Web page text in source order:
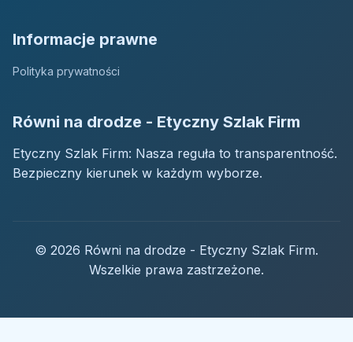
Informacje prawne
Polityka prywatności
Równi na drodze - Etyczny Szlak Firm
Etyczny Szlak Firm: Nasza reguła to transparentność.
Bezpieczny kierunek w każdym wyborze.
© 2026 Równi na drodze - Etyczny Szlak Firm.
Wszelkie prawa zastrzeżone.